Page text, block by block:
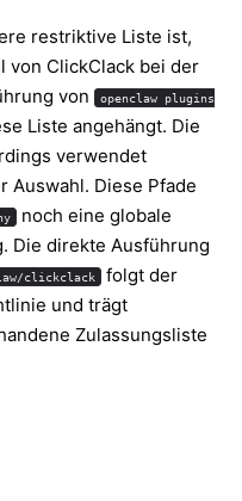
restriktive Liste ist,
von ClickClack bei der
von
openclaw plugins
Liste angehängt. Die
verwendet
Auswahl. Diese Pfade
noch eine globale
Die direkte Ausführung
clickclack folgt der
und trägt
Zulassungsliste